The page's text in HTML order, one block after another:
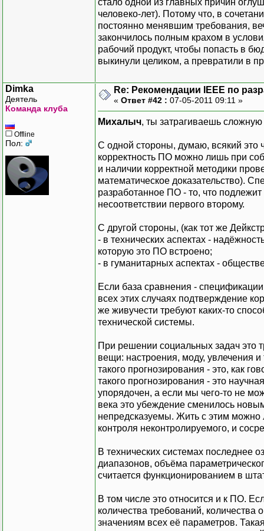
человеко-лет). Потому что, в
постоянно менявшим требования,
закончилось полным крахом в
рабочий продукт, чтобы попасть в
выкинули целиком, а превратили в
Dimka
Деятель
Команда клуба
Offline
Пол:
Re: Рекомендации IEEE по
« Ответ #42 : 07-05-2011 09:11 »
Михалыч, ты затрагиваешь сложную
С одной стороны, думаю, всякий это
корректность ПО можно лишь при
и наличии корректной методики
математическое доказательство).
разработанное ПО - то, что
несоответствии первого второму.
С другой стороны, (как тот же
- в технических аспектах -
которую это ПО встроено;
- в гуманитарных аспектах -
Если база сравнения -
всех этих случаях подтверждение
же живучести требуют каких-то
технической системы.
При решении социальных задач это
вещи: настроения, моду, увлечения
такого прогнозирования - это, как
такого прогнозирования - это
упорядочен, а если мы чего-то не
века это убеждение сменилось
непредсказуемы. Жить с этим можно
контроля неконтролируемого, и
В технических системах последнее
диапазонов, объёма
считается функционированием в
В том числе это относится и к ПО.
количества требований, количества
значениям всех её параметров.